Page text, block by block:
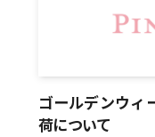
ゴールデンウィ
荷について